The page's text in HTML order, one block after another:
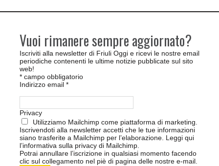
Vuoi rimanere sempre aggiornato?
Iscriviti alla newsletter di Friuli Oggi e ricevi le nostre email
periodiche contenenti le ultime notizie pubblicate sul sito
web!
* campo obbligatorio
Indirizzo email *
Privacy
Utilizziamo Mailchimp come piattaforma di marketing.
Iscrivendoti alla newsletter accetti che le tue informazioni
siano trasferite a Mailchimp per l’elaborazione. Leggi qui
l’informativa sulla privacy di Mailchimp.
Potrai annullare l’iscrizione in qualsiasi momento facendo
clic sul collegamento nel piè di pagina delle nostre e-mail.